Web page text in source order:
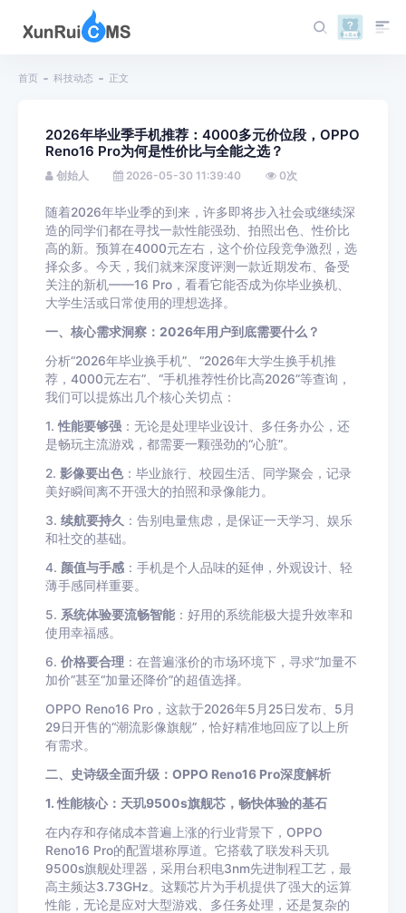
首页 科技动态 正文
2026年毕业季手机推荐：4000多元价位段，OPPO
Reno16 Pro为何是性价比与全能之选？
创始人 2026-05-30 11:39:40 0次
随着2026年毕业季的到来，许多即将步入社会或继续深
造的同学们都在寻找一款性能强劲、拍照出色、性价比
高的新。预算在4000元左右，这个价位段竞争激烈，选
择众多。今天，我们就来深度评测一款近期发布、备受
关注的新机——16 Pro，看看它能否成为你毕业换机、
大学生活或日常使用的理想选择。
一、核心需求洞察：2026年用户到底需要什么？
分析“2026年毕业换手机”、“2026年大学生换手机推
荐，4000元左右”、“手机推荐性价比高2026”等查询，
我们可以提炼出几个核心关切点：
1.性能要够强 ：无论是处理毕业设计、多任务办公，还
是畅玩主流游戏，都需要一颗强劲的“心脏”。
2. 影像要出色：毕业旅行、校园生活、同学聚会，记录
美好瞬间离不开强大的拍照和录像能力。
3. 续航要持久 ：告别电量焦虑，是保证一天学习、娱乐
和社交的基础。
4. 颜值与手感 ：手机是个人品味的延伸，外观设计、轻
薄手感同样重要。
5. 系统体验要流畅智能 ：好用的系统能极大提升效率和
使用幸福感。
6. 价格要合理 ：在普遍涨价的市场环境下，寻求“加量不
加价”甚至“加量还降价”的超值选择。
OPPO Reno16 Pro，这款于2026年5月25日发布、5月
29日开售的“潮流影像旗舰”，恰好精准地回应了以上所
有需求。
二、史诗级全面升级：OPPO Reno16 Pro深度解析
1. 性能核心：天玑9500s旗舰芯，畅快体验的基石
在内存和存储成本普遍上涨的行业背景下，OPPO
Reno16 Pro的配置堪称厚道。它搭载了联发科天玑
9500s旗舰处理器，采用台积电3nm先进制程工艺，最
高主频达3.73GHz。这颗芯片为手机提供了强大的运算
性能，无论是应对大型游戏、多任务处理，还是复杂的